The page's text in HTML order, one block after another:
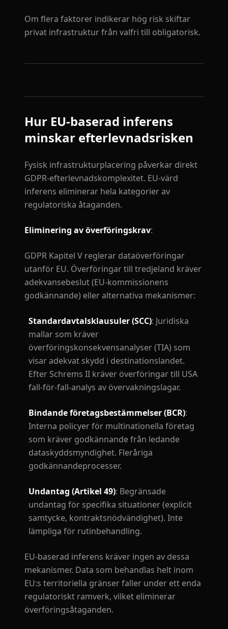
Om flera faktorer indikerar hög risk skiftar
privat infrastruktur från valfri till obligatorisk.
Hur EU-baserad inferens
minskar efterlevnadsrisken
Fysisk infrastrukturplacering påverkar direkt
GDPR-efterlevnadskomplexitet. EU-värd
inferens eliminerar hela kategorier av
regulatoriska åtaganden.
Eliminering av överföringskrav:
GDPR Kapitel V reglerar dataöverföringar
utanför EU. Överföringar till tredjeland kräver
adekvansebeslut (EU-kommissionens
godkännande) eller alternativa mekanismer:
Standardavtalsklausuler (SCC): Juridiska
mallar som kräver
överföringskonsekvensanalyser (TIA) som
visar adekvat skydd i destinationslandet.
Efter Schrems II kräver överföringar till USA
fall-för-fall-analys av övervakningslagar.
Bindande företagsbestämmelser (BCR):
Interna policyer för multinationella företag
som kräver godkännande från ledande
dataskyddsmyndighet. Fleråriga
godkännandeprocesser.
Undantag (Artikel 49): Begränsade
undantag för specifika situationer (explicit
samtycke, kontraktsnödvändighet). Inte
lämpliga för rutinbehandling.
EU-baserad inferens kräver ingen av dessa
mekanismer. Data som behandlas helt inom
EU:s territoriella gränser faller under ett enda
regulatoriskt ramverk, vilket eliminerar
överföringsåtaganden.